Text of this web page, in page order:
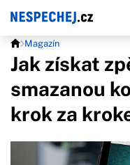
Magazín
Jak získat
smazanou
krok za